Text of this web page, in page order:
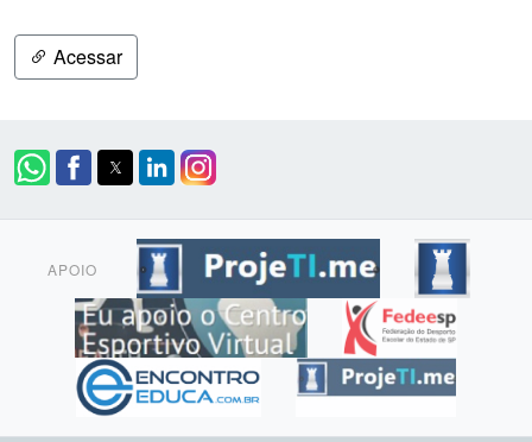
Acessar
APOIO